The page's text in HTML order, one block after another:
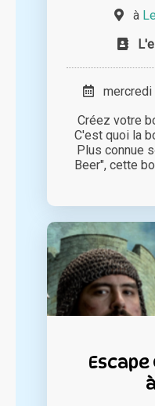
à
mercredi
Créez votre
C'est quoi la
Plus connue
Beer", cette
Escape